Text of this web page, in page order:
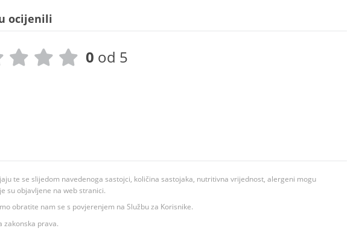
ocijenili
0 od 5
te se slijedom navedenoga sastojci, količina sastojaka, nutritivna vrijednost, alergeni mogu
su objavljene na web stranici.
obratite nam se s povjerenjem na Službu za Korisnike.
zakonska prava.